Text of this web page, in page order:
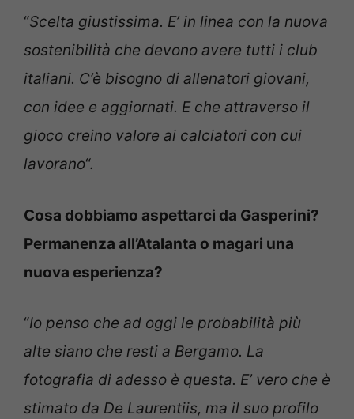
“Scelta giustissima. E’ in linea con la nuova
sostenibilità che devono avere tutti i club
italiani. C’è bisogno di allenatori giovani,
con idee e aggiornati. E che attraverso il
gioco creino valore ai calciatori con cui
lavorano“.
Cosa dobbiamo aspettarci da Gasperini?
Permanenza all’Atalanta o magari una
nuova esperienza?
“Io penso che ad oggi le probabilità più
alte siano che resti a Bergamo. La
fotografia di adesso è questa. E’ vero che è
stimato da De Laurentiis, ma il suo profilo